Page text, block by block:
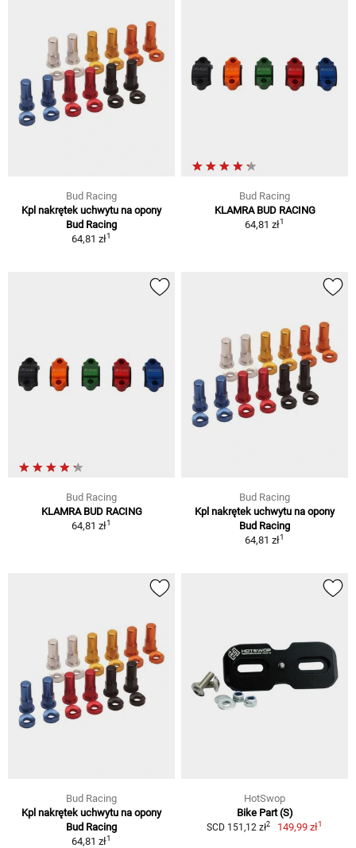
Bud Racing
Kpl nakrętek uchwytu na opony
Bud Racing
64,81 zł1
Bud Racing
KLAMRA BUD RACING
64,81 zł1
Bud Racing
KLAMRA BUD RACING
64,81 zł1
Bud Racing
Kpl nakrętek uchwytu na opony
Bud Racing
64,81 zł1
Bud Racing
Kpl nakrętek uchwytu na opony
Bud Racing
64,81 zł1
HotSwop
Bike Part (S)
SCD 151,12 zł2 149,99 zł1